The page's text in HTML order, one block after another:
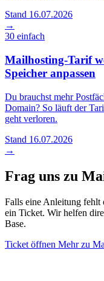
Stand 16.07.2026
→
30 einfach
Mailhosting-Tarif
Speicher anpassen
Du brauchst mehr
Domain? So läuft der
geht verloren.
Stand 16.07.2026
→
Frag uns zu
Falls eine Anleitung
ein Ticket. Wir helfen
Base.
Ticket öffnen Mehr zu